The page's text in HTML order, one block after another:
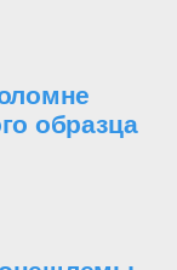
образца